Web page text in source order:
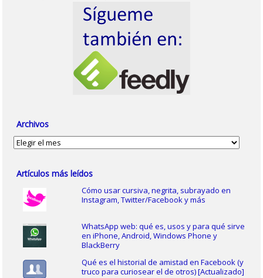
Archivos
Archivos
Artículos más leídos
Cómo usar cursiva, negrita, subrayado en
Instagram, Twitter/Facebook y más
WhatsApp web: qué es, usos y para qué sirve
en iPhone, Android, Windows Phone y
BlackBerry
Qué es el historial de amistad en Facebook (y
truco para curiosear el de otros) [Actualizado]